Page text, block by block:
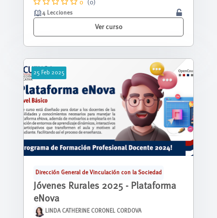
0 (0)
4 Lecciones
Ver curso
25 Feb 2025
Dirección General de Vinculación con la Sociedad
Jóvenes Rurales 2025 - Plataforma
eNova
LINDA CATHERINE CORONEL CORDOVA